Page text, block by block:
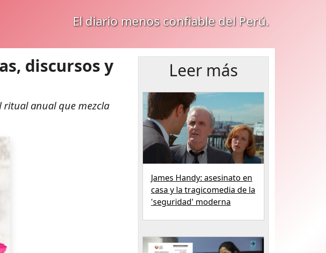
El diario menos confiable del Perú.
discursos y
ritual anual que mezcla
Leer más
James Handy: asesinato en
casa y la tragicomedia de la
'seguridad' moderna